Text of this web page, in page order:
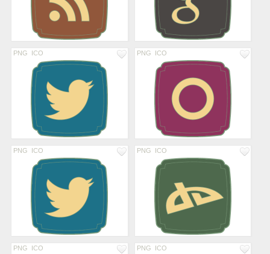
PNG ICO PNG ICO
PNG ICO PNG ICO
PNG ICO PNG ICO